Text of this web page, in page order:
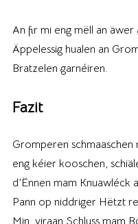
An fir mi eng mëll an äwer
Äppelessig hualen an
Bratzelen garnéiren.
Fazit
Gromperen
eng kéier kooschen,
d’Ënnen mam Knuawléck
Pann op niddriger Hëtzt
Min. viraan Schluss mam